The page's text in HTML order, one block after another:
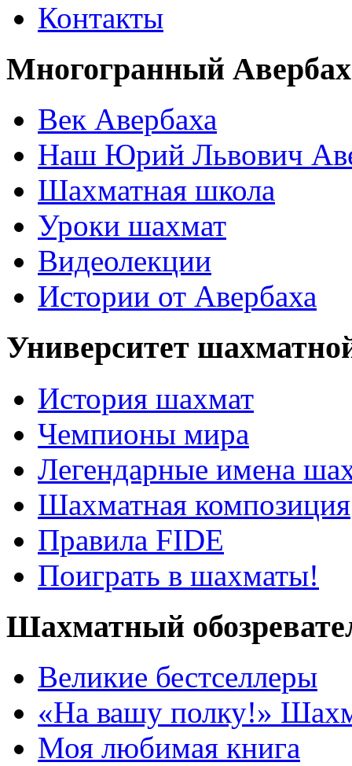
Контакты
Многогранный Авербах
Век Авербаха
Наш Юрий Львович
Шахматная школа
Уроки шахмат
Видеолекции
Истории от Авербаха
Университет
История шахмат
Чемпионы мира
Легендарные имена
Шахматная композиция
Правила FIDE
Поиграть в шахматы!
Шахматный
Великие бестселлеры
«На вашу полку!»
Моя любимая книга